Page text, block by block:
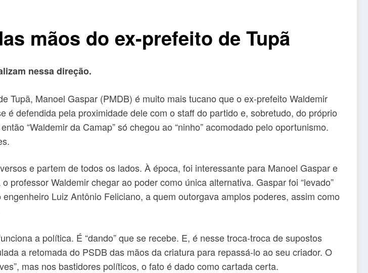
mãos do ex-prefeito de Tupã
nessa direção.
Tupã, Manoel Gaspar (PMDB) é muito mais tucano que o ex-prefeito Waldemir
é defendida pela proximidade dele com o staff do partido e, sobretudo, do próprio
“Waldemir da Camap” só chegou ao “ninho” acomodado pelo oportunismo.
e partem de todos os lados. À época, foi interessante para Manoel Gaspar e
professor Waldemir chegar ao poder como única alternativa. Gaspar foi “levado”
Luiz Antônio Feliciano, a quem outorgava amplos poderes, assim como
a política. É “dando” que se recebe. E, é nesse troca-troca de supostos
a retomada do PSDB das mãos da criatura para repassá-lo ao seu criador. O
mas nos bastidores políticos, o fato é dado como cartada certa.